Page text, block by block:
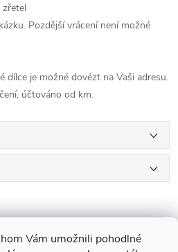
Vám umožnili pohodlné
zřetel
Pozdější vrácení není možné
dílce je možné dovézt na Vaši adresu.
účtováno od km.